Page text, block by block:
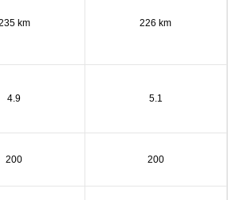
km 226 km
4.9 5.1
200 200